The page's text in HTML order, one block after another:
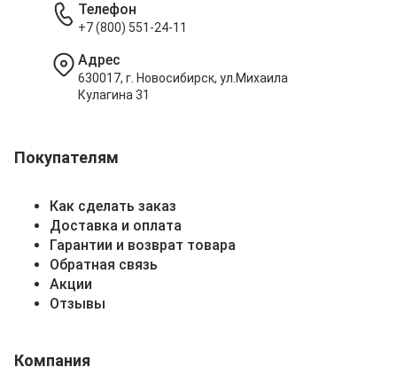
Покупателям
Как сделать заказ
Доставка и оплата
Гарантии и возврат товара
Обратная связь
Акции
Отзывы
Компания
Телефон
+7 (800) 551-24-11
Адрес
630017, г. Новосибирск, ул.Михаила
Кулагина 31